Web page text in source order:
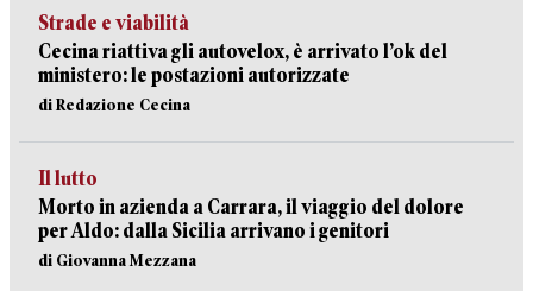
Strade e viabilità
Cecina riattiva gli autovelox, è arrivato l’ok del
ministero: le postazioni autorizzate
di Redazione Cecina
Il lutto
Morto in azienda a Carrara, il viaggio del dolore
per Aldo: dalla Sicilia arrivano i genitori
di Giovanna Mezzana